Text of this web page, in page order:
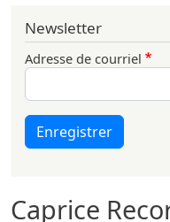
Caprice
Newsletter
Adresse de courriel
Enregistrer